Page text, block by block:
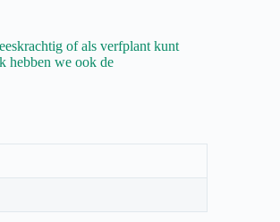
of als verfplant kunt
hebben we ook de